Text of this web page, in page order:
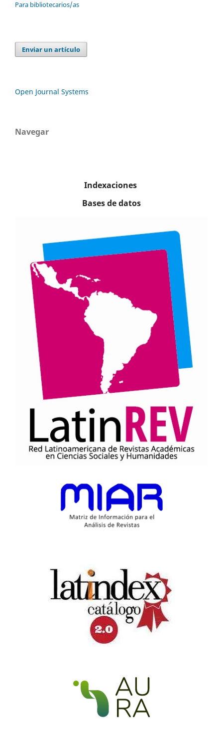
Para bibliotecarios/as
Enviar un artículo
Open Journal Systems
Navegar
Indexaciones
Bases de datos